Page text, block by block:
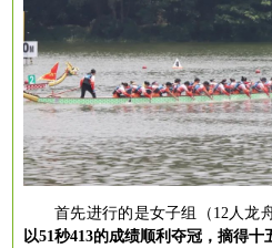
首先进行的是女子组（ 12人龙
以51秒413的成绩顺利夺冠，摘得十